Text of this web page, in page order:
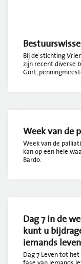
Bij de stichting
zijn recent diverse
Gort,
Week van de
Week van de
kan op een hele
Bardo.
Dag 7 in de
kunt u
iemands
Dag 7 Leven tot